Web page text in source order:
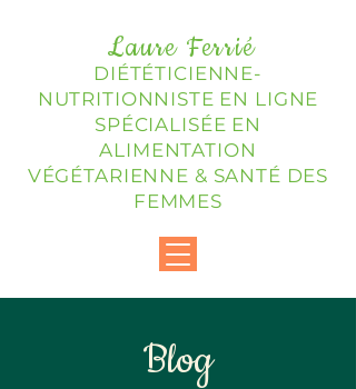
DIÉTÉTICIENNE-
NUTRITIONNISTE EN LIGNE
SPÉCIALISÉE EN
ALIMENTATION
VÉGÉTARIENNE & SANTÉ DES
FEMMES
Laure Ferrié
Blog